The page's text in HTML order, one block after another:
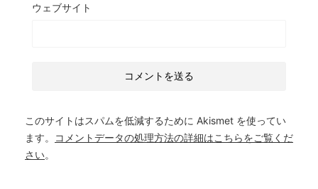
ウェブサイト
このサイトはスパムを低減するために Akismet を使ってい
ます。
コメントデータの処理方法の詳細はこちらをご覧くだ
さい。